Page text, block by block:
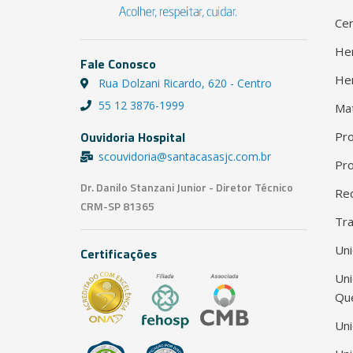
Fale Conosco
Rua Dolzani Ricardo, 620 - Centro
55 12 3876-1999
Ouvidoria Hospital
scouvidoria@santacasasjc.com.br
Dr. Danilo Stanzani Junior - Diretor Técnico
CRM-SP 81365
Certificações